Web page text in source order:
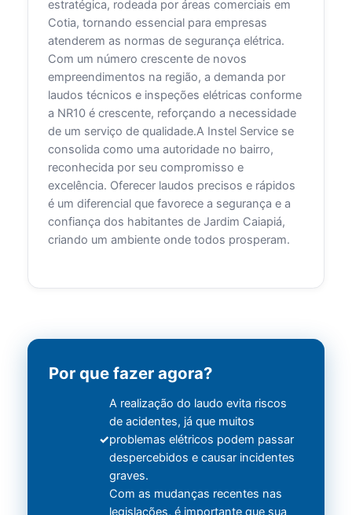
estratégica, rodeada por áreas comerciais em
Cotia, tornando essencial para empresas
atenderem as normas de segurança elétrica.
Com um número crescente de novos
empreendimentos na região, a demanda por
laudos técnicos e inspeções elétricas conforme
a NR10 é crescente, reforçando a necessidade
de um serviço de qualidade.A Instel Service se
consolida como uma autoridade no bairro,
reconhecida por seu compromisso e
excelência. Oferecer laudos precisos e rápidos
é um diferencial que favorece a segurança e a
confiança dos habitantes de Jardim Caiapiá,
criando um ambiente onde todos prosperam.
Por que fazer agora?
A realização do laudo evita riscos
de acidentes, já que muitos
problemas elétricos podem passar
despercebidos e causar incidentes
graves.
Com as mudanças recentes nas
legislações, é importante que sua